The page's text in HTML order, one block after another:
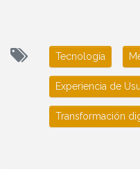
Tecnología
Experiencia de
Transformación